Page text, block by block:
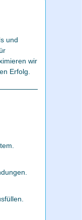
und
wir
Erfolg.